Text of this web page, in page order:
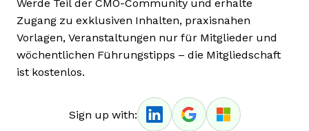
Werde Teil der CMO-Community und erhalte
Zugang zu exklusiven Inhalten, praxisnahen
Vorlagen, Veranstaltungen nur für Mitglieder und
wöchentlichen Führungstipps – die Mitgliedschaft
ist kostenlos.
Sign up with: